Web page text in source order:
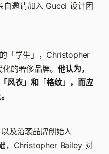
自邀请加入 Gucci 设计团
「学生」，Christopher
的奢侈品牌。 他认为，
风衣」和「格纹」，而应
及沿袭品牌创始人
，Christopher Bailey 对